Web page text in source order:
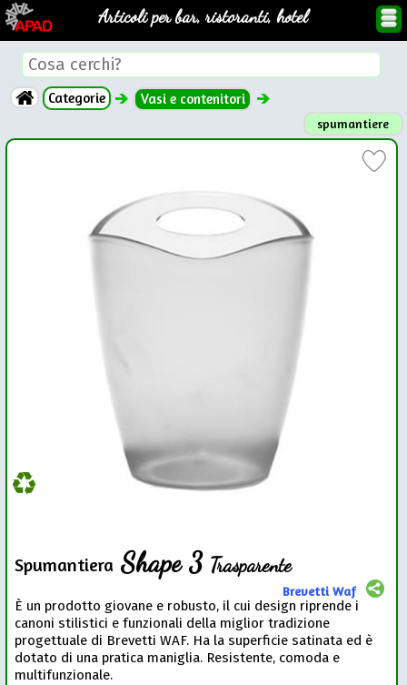
Articoli per bar, ristoranti, hotel
Categorie Vasi e contenitori
spumantiere
Spumantiera Shape 3 Trasparente
Brevetti Waf
È un prodotto giovane e robusto, il cui design riprende i
canoni stilistici e funzionali della miglior tradizione
progettuale di Brevetti WAF. Ha la superficie satinata ed è
dotato di una pratica maniglia. Resistente, comoda e
multifunzionale.